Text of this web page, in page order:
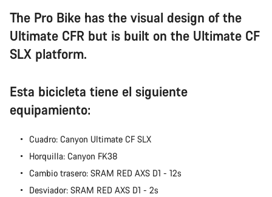
The Pro Bike has the visual design of the
Ultimate CFR but is built on the Ultimate CF
SLX platform.
Esta bicicleta tiene el siguiente
equipamiento:
Cuadro: Canyon Ultimate CF SLX
Horquilla: Canyon FK38
Cambio trasero: SRAM RED AXS D1 - 12s
Desviador: SRAM RED AXS D1 - 2s
Cerrar